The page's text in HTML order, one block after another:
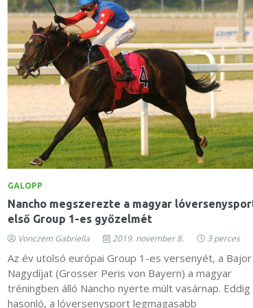
GALOPP
Nancho megszerezte a magyar
első Group 1-es győzelmét
Vonczem Gabriella 2019. november 8. 3 perces
Az év utolsó európai Group 1-es versenyét, a Bajor
Nagydíjat (Grosser Peris von Bayern) a magyar
tréningben álló Nancho nyerte múlt vasárnap. Eddig
hasonló, a lóversenysport legmagasabb